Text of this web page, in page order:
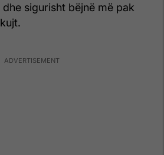
sigurisht bëjnë më pak